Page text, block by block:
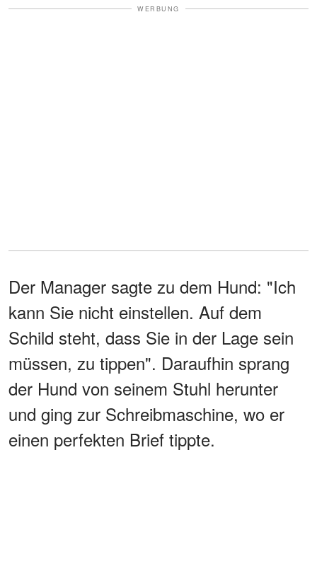
WERBUNG
Der Manager sagte zu dem Hund: "Ich
kann Sie nicht einstellen. Auf dem
Schild steht, dass Sie in der Lage sein
müssen, zu tippen". Daraufhin sprang
der Hund von seinem Stuhl herunter
und ging zur Schreibmaschine, wo er
einen perfekten Brief tippte.